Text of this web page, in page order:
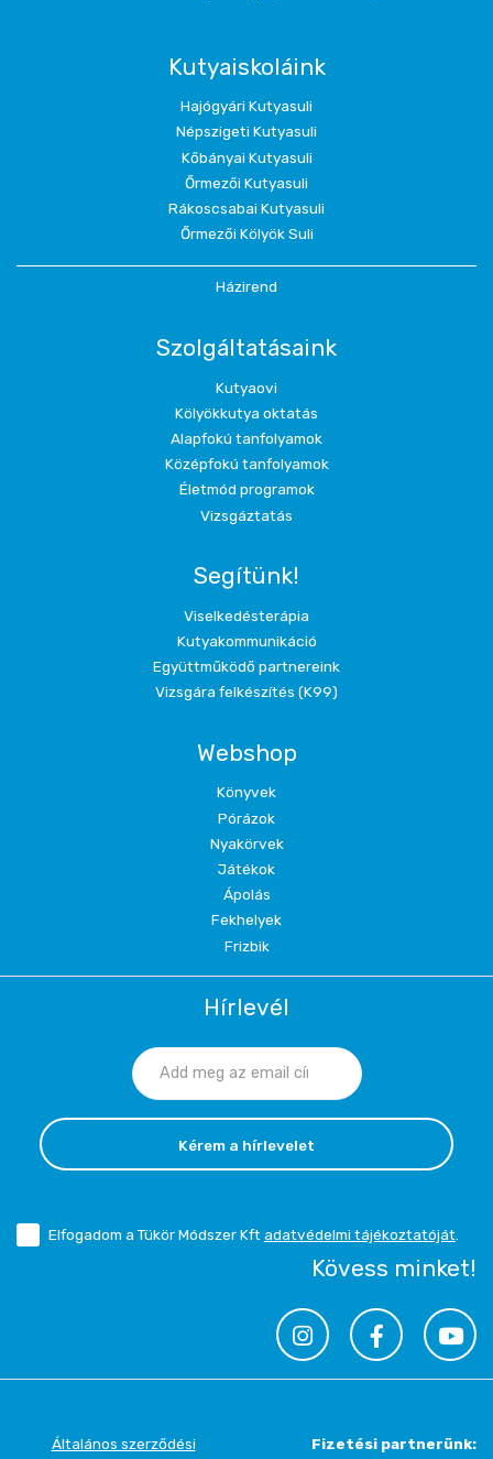
Kutyaiskoláink
Hajógyári Kutyasuli
Népszigeti Kutyasuli
Kőbányai Kutyasuli
Őrmezői Kutyasuli
Rákoscsabai Kutyasuli
Őrmezői Kölyök Suli
Házirend
Szolgáltatásaink
Kutyaovi
Kölyökkutya oktatás
Alapfokú tanfolyamok
Középfokú tanfolyamok
Életmód programok
Vizsgáztatás
Segítünk!
Viselkedésterápia
Kutyakommunikáció
Együttműködő partnereink
Vizsgára felkészítés (K99)
Webshop
Könyvek
Pórázok
Nyakörvek
Játékok
Ápolás
Fekhelyek
Frizbik
Hírlevél
Kérem a hírlevelet
Elfogadom a Tükör Módszer Kftadatvédelmi tájékoztatóját.
Kövess minket!
Általános szerződési
Fizetési partnerünk: